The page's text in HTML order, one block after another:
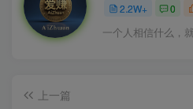
2.2W+ 0
一个人相信什么，
上一篇